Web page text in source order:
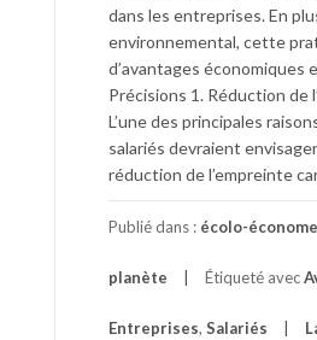
dans les entreprises. En
environnemental, cette
d’avantages économiques
Précisions 1. Réduction de
L’une des principales
salariés devraient
réduction de l’empreinte
Publié dans : écolo-économe
planète Étiqueté avec
Entreprises, Salariés